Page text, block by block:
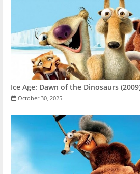
Ice Age: Dawn of the Dinosaurs
October 30, 2025